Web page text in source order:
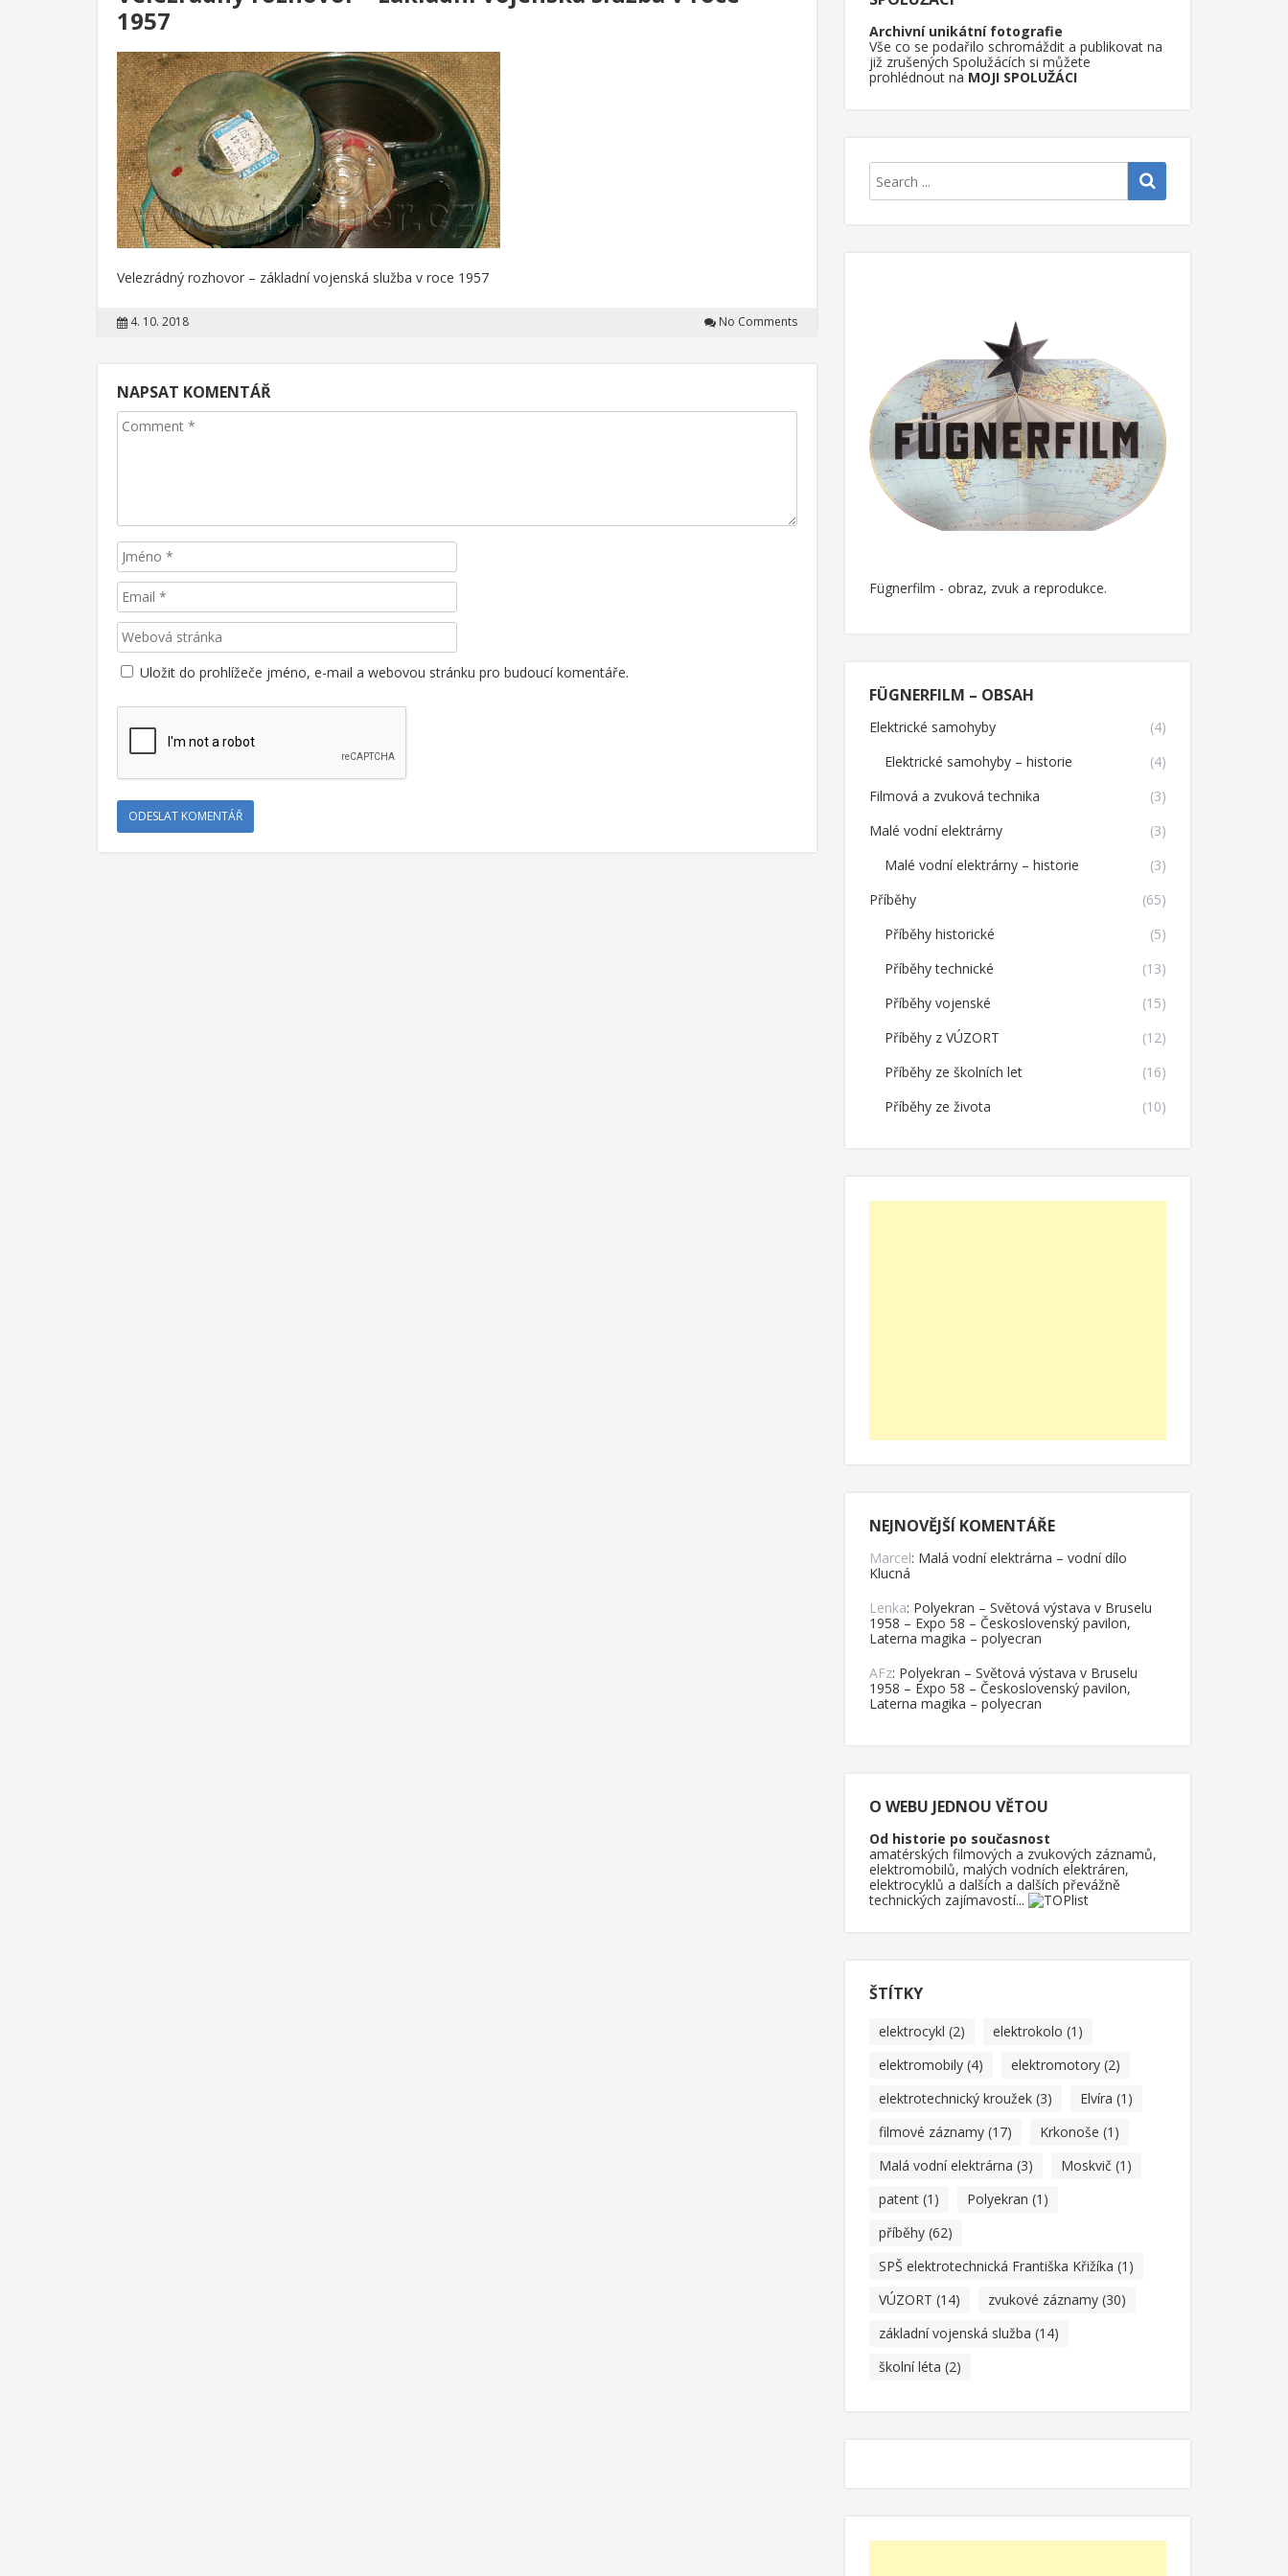
1957
Velezrádný rozhovor – základní vojenská služba v roce 1957
4. 10. 2018 No Comments
NAPSAT KOMENTÁŘ
Uložit do prohlížeče jméno, e-mail a webovou stránku pro budoucí komentáře.
Archivní unikátní fotografie
Vše co se podařilo schromáždit a publikovat na
již zrušených Spolužácích si můžete
prohlédnout na MOJI SPOLUŽÁCI
Fügnerfilm - obraz, zvuk a reprodukce.
FÜGNERFILM – OBSAH
Elektrické samohyby
(4)
Elektrické samohyby – historie
(4)
Filmová a zvuková technika
(3)
Malé vodní elektrárny
(3)
Malé vodní elektrárny – historie
(3)
Příběhy
(65)
Příběhy historické
(5)
Příběhy technické
(13)
Příběhy vojenské
(15)
Příběhy z VÚZORT
(12)
Příběhy ze školních let
(16)
Příběhy ze života
(10)
NEJNOVĚJŠÍ KOMENTÁŘE
Marcel: Malá vodní elektrárna – vodní dílo
Klucná
Lenka: Polyekran – Světová výstava v Bruselu
1958 – Expo 58 – Československý pavilon,
Laterna magika – polyecran
AFz: Polyekran – Světová výstava v Bruselu
1958 – Expo 58 – Československý pavilon,
Laterna magika – polyecran
O WEBU JEDNOU VĚTOU
Od historie po současnost
amatérských filmových a zvukových záznamů,
elektromobilů, malých vodních elektráren,
elektrocyklů a dalších a dalších převážně
technických zajímavostí...
ŠTÍTKY
elektrocykl (2) elektrokolo (1)
elektromobily (4) elektromotory (2)
elektrotechnický kroužek (3) Elvíra (1)
filmové záznamy (17) Krkonoše (1)
Malá vodní elektrárna (3) Moskvič (1)
patent (1) Polyekran (1)
příběhy (62)
SPŠ elektrotechnická Františka Křižíka (1)
VÚZORT (14) zvukové záznamy (30)
základní vojenská služba (14)
školní léta (2)